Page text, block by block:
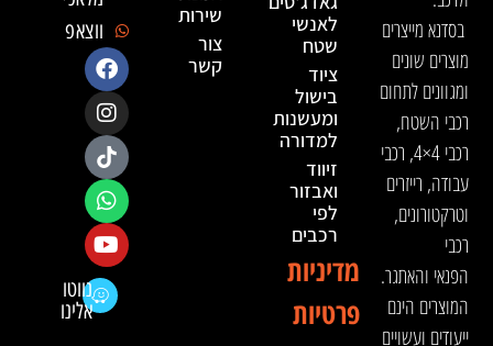
בסדנא מייצרים
מוצרים שונים
ומגוונים לתחום
רכבי השטח,
רכבי 4×4, רכבי
עבודה, רייזרים
וטרקטורונים,
רכבי
הפנאי והאתגר.
המוצרים הינם
ייעודים ועשויים
לאנשי
שטח
ציוד
בישול
ומעשנות
למדורה
זיווד
ואבזור
לפי
רכבים
מדיניות
פרטיות
שירות
צור
קשר
ווצאפ
נווטו
אלינו